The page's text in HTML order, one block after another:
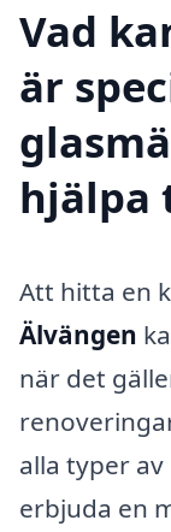
Vad
är
hjälpa
Att hitta en
Älvängen
när det
alla typer
erbjuda en